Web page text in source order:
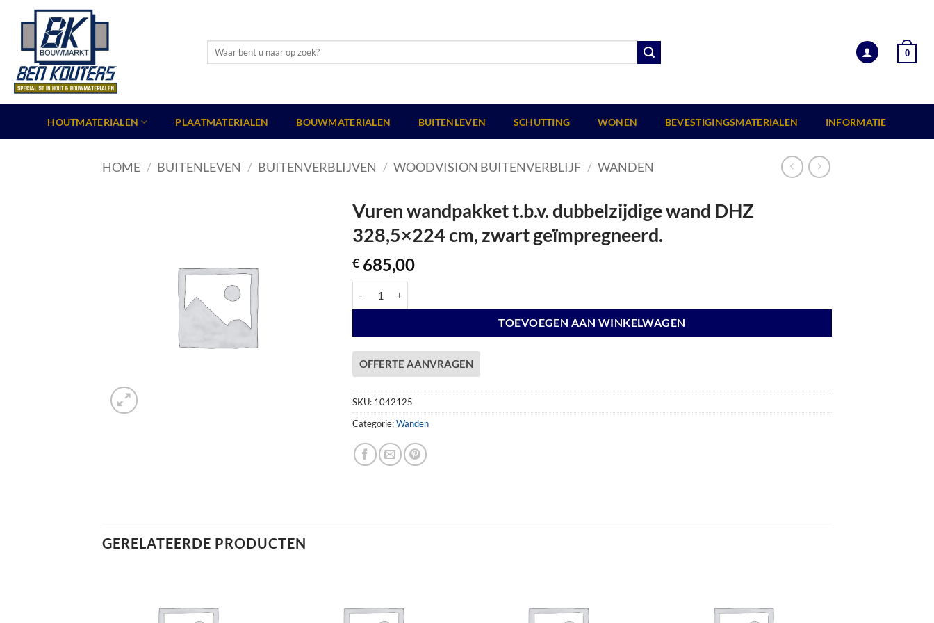
Zoeken
0
HOUTMATERIALEN PLAATMATERIALEN BOUWMATERIALEN BUITENLEVEN SCHUTTING WONEN BEVESTIGINGSMATERIALEN INFORMATIE
HOME / BUITENLEVEN / BUITENVERBLIJVEN / WOODVISION BUITENVERBLIJF / WANDEN
Vuren wandpakket t.b.v. dubbelzijdige wand DHZ
328,5×224 cm, zwart geïmpregneerd.
€ 685,00
TOEVOEGEN AAN WINKELWAGEN
OFFERTE AANVRAGEN
SKU: 1042125
Categorie:Wanden
GERELATEERDE PRODUCTEN